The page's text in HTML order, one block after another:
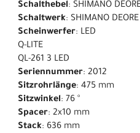
Schalthebel: SHIMANO
Schaltwerk: SHIMANO
Scheinwerfer: LED
Q-LITE
QL-261 3 LED
Seriennummer: 2012
Sitzrohrlänge: 475 mm
Sitzwinkel: 76 °
Spacer: 2x10 mm
Stack: 636 mm